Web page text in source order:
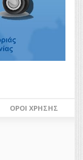
ΌΡΟΙ ΧΡΉΣΗΣ